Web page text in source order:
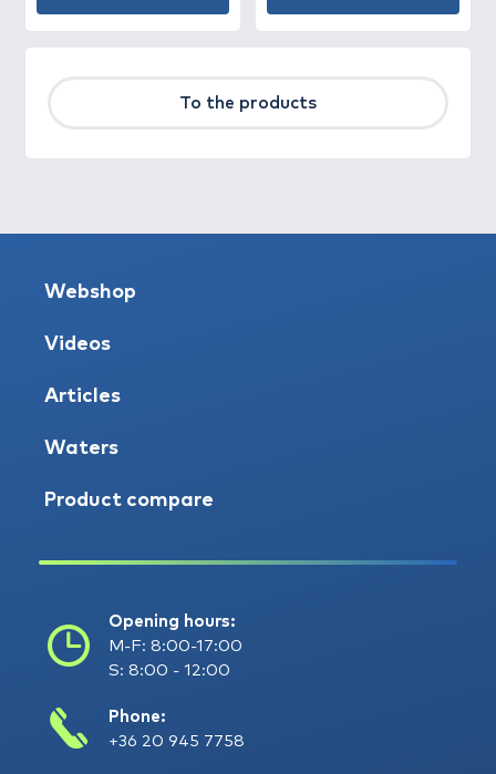
To the products
Webshop
Videos
Articles
Waters
Product compare
Opening hours:
M-F: 8:00-17:00
S: 8:00 - 12:00
Phone:
+36 20 945 7758